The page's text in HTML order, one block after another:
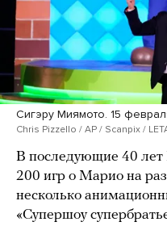
Сигэру Миямото. 15
Chris Pizzello / AP / Scanpix /
В последующие 40 лет
200 игр о Марио на
несколько
«Супершоу